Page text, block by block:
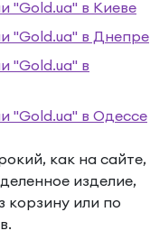
"Gold.ua" в Киеве
"Gold.ua" в Днепре
"Gold.ua" в
"Gold.ua" в Одессе
как на сайте,
изделие,
корзину или по